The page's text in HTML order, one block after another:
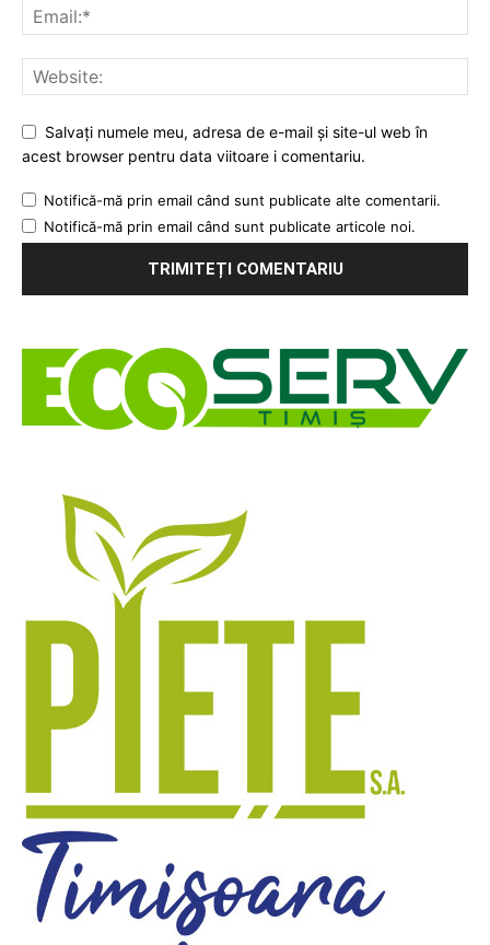
Salvați numele meu, adresa de e-mail și site-ul web în
acest browser pentru data viitoare i comentariu.
Notifică-mă prin email când sunt publicate alte comentarii.
Notifică-mă prin email când sunt publicate articole noi.